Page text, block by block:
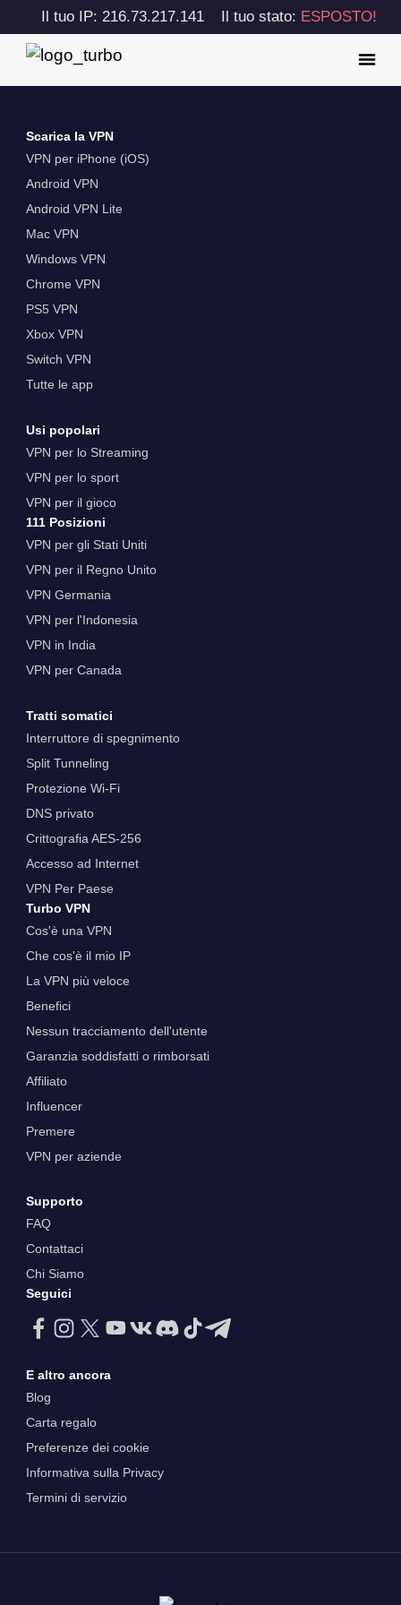
Il tuo IP: 216.73.217.141 Il tuo stato: ESPOSTO!
Scarica la VPN
VPN per iPhone (iOS)
Android VPN
Android VPN Lite
Mac VPN
Windows VPN
Chrome VPN
PS5 VPN
Xbox VPN
Switch VPN
Tutte le app
Usi popolari
VPN per lo Streaming
VPN per lo sport
VPN per il gioco
111 Posizioni
VPN per gli Stati Uniti
VPN per il Regno Unito
VPN Germania
VPN per l'Indonesia
VPN in India
VPN per Canada
Tratti somatici
Interruttore di spegnimento
Split Tunneling
Protezione Wi-Fi
DNS privato
Crittografia AES-256
Accesso ad Internet
VPN Per Paese
Turbo VPN
Cos'è una VPN
Che cos'è il mio IP
La VPN più veloce
Benefici
Nessun tracciamento dell'utente
Garanzia soddisfatti o rimborsati
Affiliato
Influencer
Premere
VPN per aziende
Supporto
FAQ
Contattaci
Chi Siamo
Seguici
E altro ancora
Blog
Carta regalo
Preferenze dei cookie
Informativa sulla Privacy
Termini di servizio